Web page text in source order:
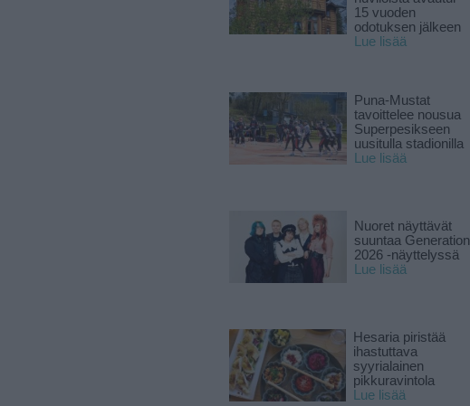
15 vuoden
odotuksen jälkeen
Lue lisää
Puna-Mustat
tavoittelee nousua
Superpesikseen
uusitulla stadionilla
Lue lisää
Nuoret näyttävät
suuntaa Generation
2026 -näyttelyssä
Lue lisää
Hesaria piristää
ihastuttava
syyrialainen
pikkuravintola
Lue lisää